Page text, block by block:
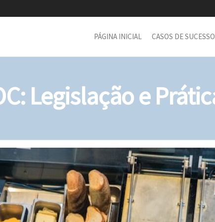
PÁGINA INICIAL CASOS DE SUCESSO
Legislação e